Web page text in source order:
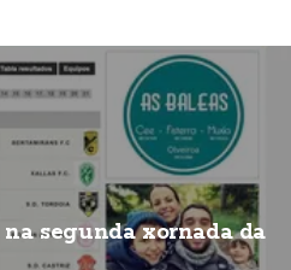
segunda xornada da